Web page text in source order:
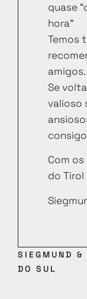
quase
hora”
Temos
amigos.
Se
valioso
Com
do Tirol
SIEGMUND &
DO SUL